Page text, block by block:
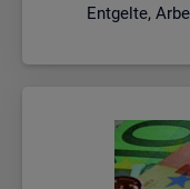
Entgelte,